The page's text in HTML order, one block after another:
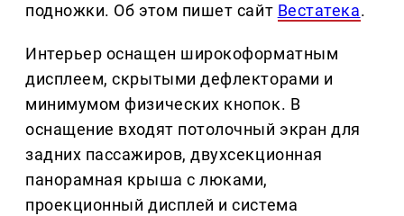
подножки. Об этом пишет сайт Вестатека.
Интерьер оснащен широкоформатным
дисплеем, скрытыми дефлекторами и
минимумом физических кнопок. В
оснащение входят потолочный экран для
задних пассажиров, двухсекционная
панорамная крыша с люками,
проекционный дисплей и система